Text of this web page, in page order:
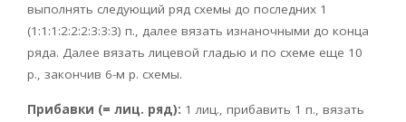
выполнять следующий ряд схемы до последних 1
(1:1:1:2:2:2:3:3:3) п., далее вязать изнаночными до конца
ряда. Далее вязать лицевой гладью и по схеме еще 10
р., закончив 6-м р. схемы.
Прибавки (= лиц. ряд): 1 лиц., прибавить 1 п., вязать